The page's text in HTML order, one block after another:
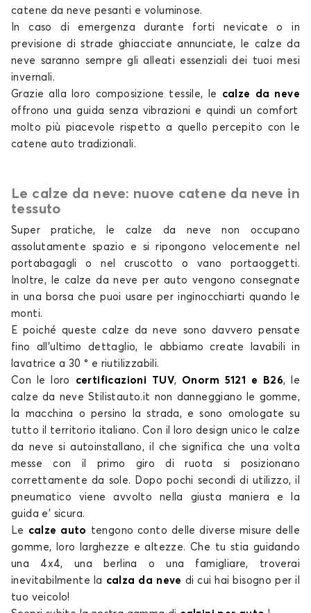
catene da neve pesanti e voluminose.
In caso di emergenza durante forti nevicate o in
previsione di strade ghiacciate annunciate, le calze da
neve saranno sempre gli alleati essenziali dei tuoi mesi
invernali.
Grazie alla loro composizione tessile, le calze da neve
offrono una guida senza vibrazioni e quindi un comfort
molto più piacevole rispetto a quello percepito con
le
catene auto tradizionali .
Le calze da neve: nuove catene da neve in
tessuto
Super pratiche, le calze da neve non
occupano
assolutamente spazio e si ripongono velocemente nel
portabagagli o nel cruscotto o vano portaoggetti.
Inoltre, le calze da neve per auto vengono consegnate
in una borsa che puoi usare per inginocchiarti quando le
monti.
E poiché questecalze da neve
sono davvero pensate
fino all’ultimo dettaglio, le abbiamo create lavabili in
lavatrice a 30 ° e riutilizzabili.
Con le loro certificazioni TUV, Onorm 5121 e B26, le
calze da neve Stilistauto.it non danneggiano le gomme,
la macchina o persino la strada, e sono omologate su
tutto il territorio italiano . Con il loro design unico lecalze
da neve si autoinstallano, il che significa che una volta
messe con il primo giro di ruota si posizionano
correttamente da sole. Dopo pochi secondi di utilizzo, il
pneumatico viene avvolto nella giusta maniera e la
guida e’ sicura.
Le calze auto tengono conto delle diverse misure delle
gomme, loro larghezze e altezze. Che tu stia guidando
una 4x4, una berlina o una famigliare, troverai
inevitabilmente la calza da neve di cui hai bisogno per il
tuo veicolo!